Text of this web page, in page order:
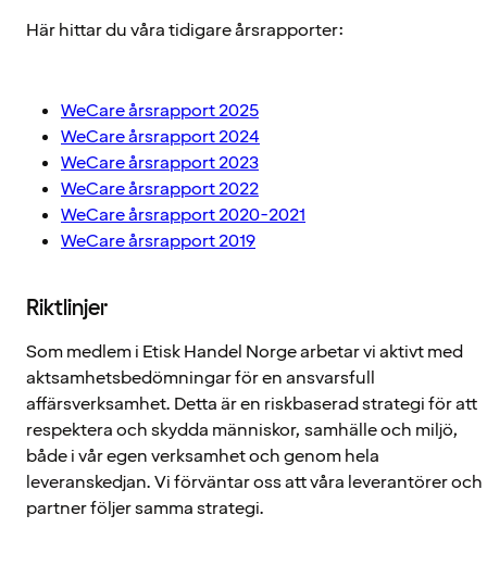
Här hittar du våra tidigare årsrapporter:
WeCare årsrapport 2025
WeCare årsrapport 2024
WeCare årsrapport 2023
WeCare årsrapport 2022
WeCare årsrapport 2020-2021
WeCare årsrapport 2019
Riktlinjer
Som medlem i Etisk Handel Norge arbetar vi aktivt med
aktsamhetsbedömningar för en ansvarsfull
affärsverksamhet. Detta är en riskbaserad strategi för att
respektera och skydda människor, samhälle och miljö,
både i vår egen verksamhet och genom hela
leveranskedjan. Vi förväntar oss att våra leverantörer och
partner följer samma strategi.